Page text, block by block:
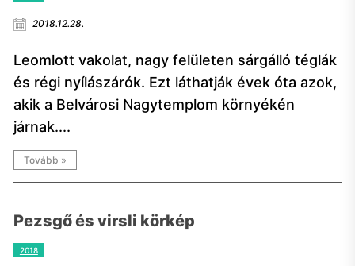
2018.12.28.
Leomlott vakolat, nagy felületen sárgálló téglák
és régi nyílászárók. Ezt láthatják évek óta azok,
akik a Belvárosi Nagytemplom környékén
járnak....
Tovább »
Pezsgő és virsli körkép
2018